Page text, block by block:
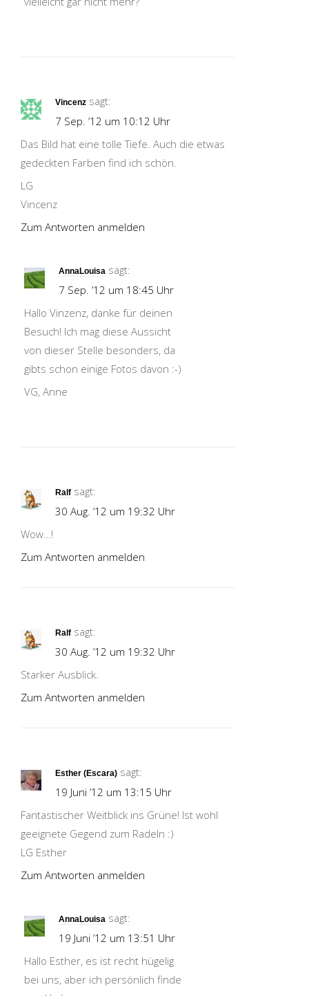
Vincenz sagt:
7 Sep. ’12 um 10:12 Uhr
Das Bild hat eine tolle Tiefe. Auch die etwas
gedeckten Farben find ich schön.
LG
Vincenz
Zum Antworten anmelden
AnnaLouisa sagt:
7 Sep. ’12 um 18:45 Uhr
Hallo Vinzenz, danke für deinen
Besuch! Ich mag diese Aussicht
von dieser Stelle besonders, da
gibts schon einige Fotos davon :-)
VG, Anne
Ralf sagt:
30 Aug. ’12 um 19:32 Uhr
Wow…!
Zum Antworten anmelden
Ralf sagt:
30 Aug. ’12 um 19:32 Uhr
Starker Ausblick.
Zum Antworten anmelden
Esther (Escara) sagt:
19 Juni ’12 um 13:15 Uhr
Fantastischer Weitblick ins Grüne! Ist wohl
geeignete Gegend zum Radeln :)
LG Esther
Zum Antworten anmelden
AnnaLouisa sagt:
19 Juni ’12 um 13:51 Uhr
Hallo Esther, es ist recht hügelig
bei uns, aber ich persönlich finde